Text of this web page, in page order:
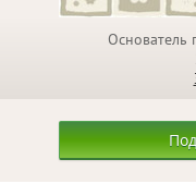
Основатель